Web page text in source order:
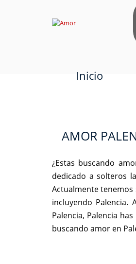
Inicio
AMOR
¿Estas buscando
dedicado a solteros
Actualmente
incluyendo
Palencia, Palencia
buscando amor en